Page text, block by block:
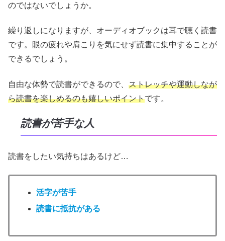
のではないでしょうか。
繰り返しになりますが、オーディオブックは耳で聴く読書
です。眼の疲れや肩こりを気にせず読書に集中することが
できるでしょう。
自由な体勢で読書ができるので、 ストレッチや運動しなが
ら読書を楽しめるのも嬉しいポイントです。
読書が苦手な人
読書をしたい気持ちはあるけど…
活字が苦手
読書に抵抗がある